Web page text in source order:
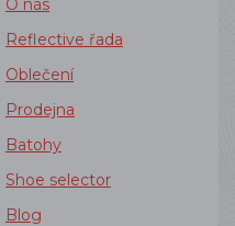
O nás
Reflective řada
Oblečení
Prodejna
Batohy
Shoe selector
Blog